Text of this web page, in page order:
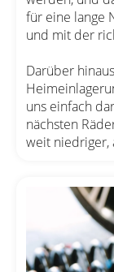
für eine lange
und mit der
Darüber
uns einfach
nächsten
weit niedriger,